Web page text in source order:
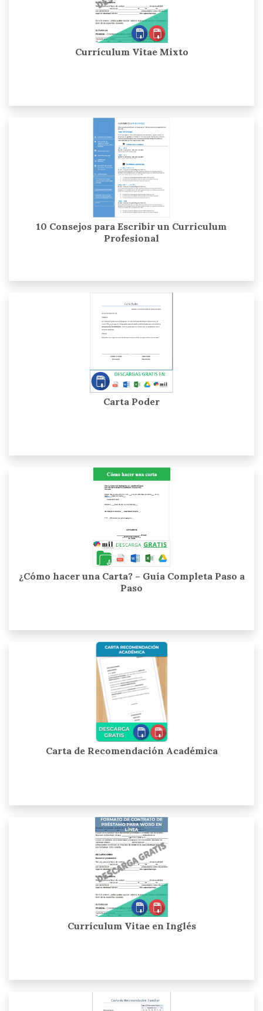
Currículum Vitae Mixto
10 Consejos para Escribir un Curriculum
Profesional
Carta Poder
¿Cómo hacer una Carta? – Guía Completa Paso a
Paso
Carta de Recomendación Académica
Currículum Vitae en Inglés